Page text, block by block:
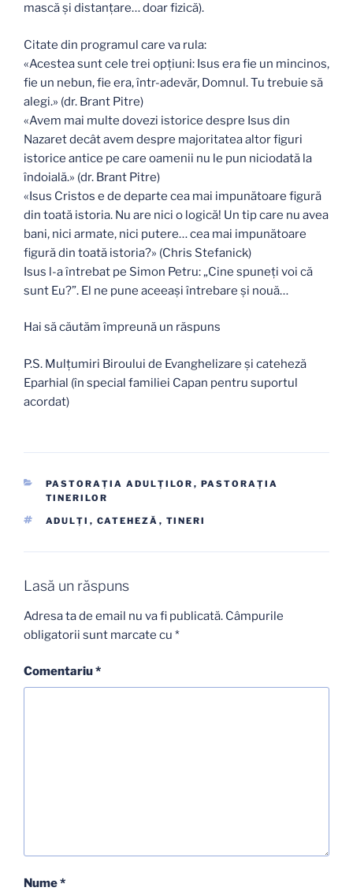
mască și distanțare… doar fizică).
Citate din programul care va rula:
«Acestea sunt cele trei opțiuni: Isus era fie un mincinos,
fie un nebun, fie era, într-adevăr, Domnul. Tu trebuie să
alegi.» (dr. Brant Pitre)
«Avem mai multe dovezi istorice despre Isus din
Nazaret decât avem despre majoritatea altor figuri
istorice antice pe care oamenii nu le pun niciodată la
îndoială.» (dr. Brant Pitre)
«Isus Cristos e de departe cea mai impunătoare figură
din toată istoria. Nu are nici o logică! Un tip care nu avea
bani, nici armate, nici putere… cea mai impunătoare
figură din toată istoria?» (Chris Stefanick)
Isus l-a întrebat pe Simon Petru: „Cine spuneți voi că
sunt Eu?”. El ne pune aceeași întrebare și nouă…
Hai să căutăm împreună un răspuns
P.S. Mulțumiri Biroului de Evanghelizare și cateheză
Eparhial (în special familiei Capan pentru suportul
acordat)
CATEGORII
PASTORAŢIA ADULŢILOR , PASTORAŢIA
TINERILOR
ETICHETE
ADULŢI , CATEHEZĂ , TINERI
Lasă un răspuns
Adresa ta de email nu va fi publicată. Câmpurile
obligatorii sunt marcate cu *
Comentariu*
Nume*